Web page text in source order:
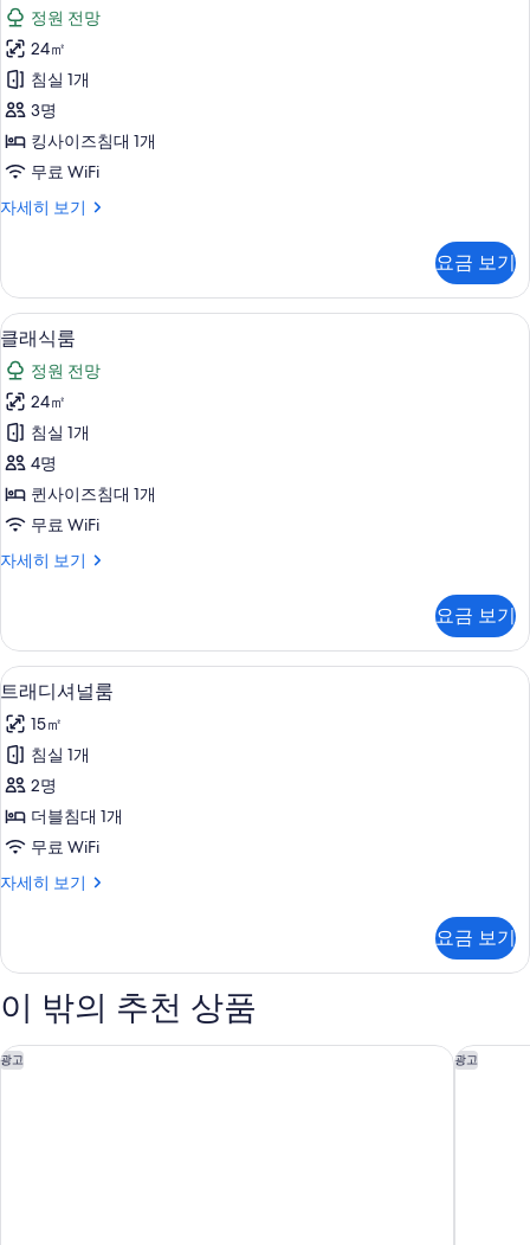
기
식
룸
사
진
모
보
정원 전망
24㎡
침실 1개
3명
킹사이즈침대 1개
무료 WiFi
자세히 보기
클
자
세
히
보
기
요금 보기
클
래
식
룸
사
진
모
보
9
클래식룸
정원 전망
24㎡
침실 1개
4명
퀸사이즈침대 1개
무료 WiFi
자세히 보기
클
자
세
히
기
요금 보기
트
래
디
셔
널
룸
진
두
기
트래디셔널룸 | 미니바, 객실 내 금고,
6
트래디셔널룸
15㎡
침실 1개
2명
더블침대 1개
무료 WiFi
자세히 보기
트
널
자
히
보
요금 보기
이 밖의 추천 상품
광고
시티즌엠 파리 라 데팡스 광고
돌체 바